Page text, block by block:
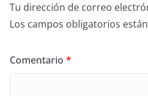
Tu dirección de correo
Los campos obligatorios
Comentario *